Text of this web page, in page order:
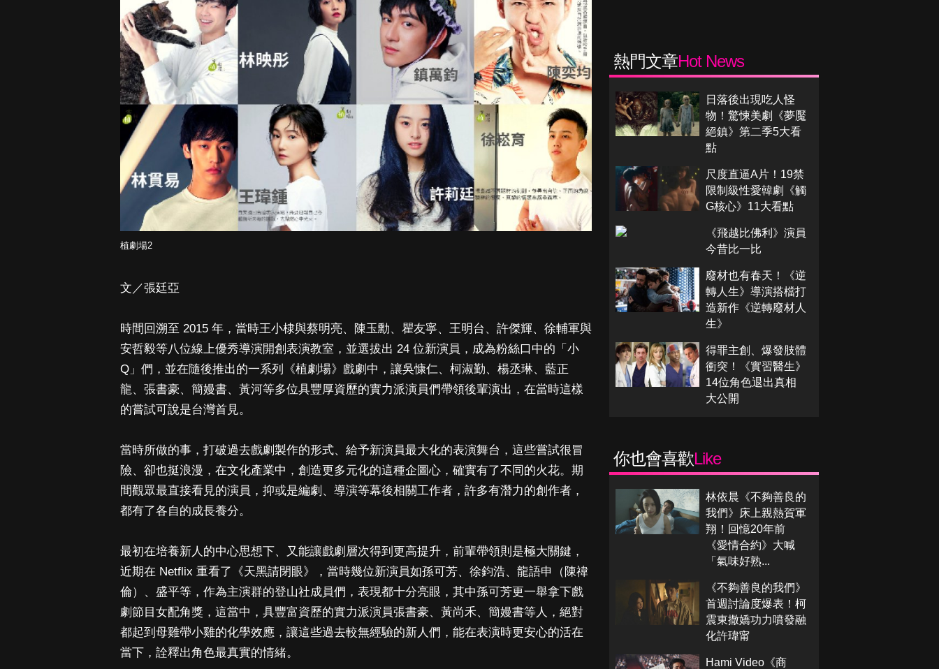
植劇場2
文／張廷亞
時間回溯至 2015 年，當時王小棣與蔡明亮、陳玉勳、瞿友寧、王明台、許傑輝、徐輔軍與
安哲毅等八位線上優秀導演開創表演教室，並選拔出 24 位新演員，成為粉絲口中的「小
Q」們，並在隨後推出的一系列《植劇場》戲劇中，讓吳慷仁、柯淑勤、楊丞琳、藍正
龍、張書豪、簡嫚書、黃河等多位具豐厚資歷的實力派演員們帶領後輩演出，在當時這樣
的嘗試可說是台灣首見。
當時所做的事，打破過去戲劇製作的形式、給予新演員最大化的表演舞台，這些嘗試很冒
險、卻也挺浪漫，在文化產業中，創造更多元化的這種企圖心，確實有了不同的火花。期
間觀眾最直接看見的演員，抑或是編劇、導演等幕後相關工作者，許多有潛力的創作者，
都有了各自的成長養分。
最初在培養新人的中心思想下、又能讓戲劇層次得到更高提升，前輩帶領則是極大關鍵，
近期在 Netflix 重看了《天黑請閉眼》，當時幾位新演員如孫可芳、徐鈞浩、龍語申（陳禕
倫）、盛平等，作為主演群的登山社成員們，表現都十分亮眼，其中孫可芳更一舉拿下戲
劇節目女配角獎，這當中，具豐富資歷的實力派演員張書豪、黃尚禾、簡嫚書等人，絕對
都起到母雞帶小雞的化學效應，讓這些過去較無經驗的新人們，能在表演時更安心的活在
當下，詮釋出角色最真實的情緒。
熱門文章Hot News
日落後出現吃人怪
物！驚悚美劇《夢魘
絕鎮》第二季5大看
點
尺度直逼A片！19禁
限制級性愛韓劇《觸
G核心》11大看點
《飛越比佛利》演員
今昔比一比
廢材也有春天！《逆
轉人生》導演搭檔打
造新作《逆轉廢材人
生》
得罪主創、爆發肢體
衝突！《實習醫生》
14位角色退出真相
大公開
你也會喜歡Like
林依晨《不夠善良的
我們》床上親熱賀軍
翔！回憶20年前
《愛情合約》大喊
「氣味好熟...
《不夠善良的我們》
首週討論度爆表！柯
震東撒嬌功力噴發融
化許瑋甯
Hami Video《商